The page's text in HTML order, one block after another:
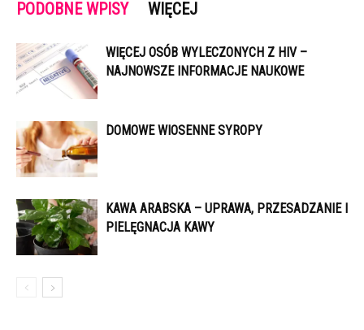
PODOBNE WPISY WIĘCEJ
WIĘCEJ OSÓB WYLECZONYCH Z HIV –
NAJNOWSZE INFORMACJE NAUKOWE
DOMOWE WIOSENNE SYROPY
KAWA ARABSKA – UPRAWA, PRZESADZANIE I
PIELĘGNACJA KAWY